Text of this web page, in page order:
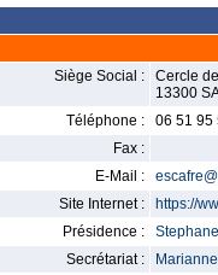
Siège Social :
Cercle
13300
Téléphone :
06 51 95
Fax :
E-Mail :
Site Internet :
https://
Présidence :
Secrétariat :